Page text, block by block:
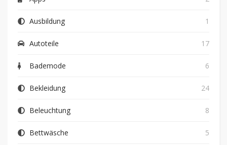
Ausbildung 1
Autoteile 17
Bademode 6
Bekleidung 24
Beleuchtung 8
Bettwäsche 5